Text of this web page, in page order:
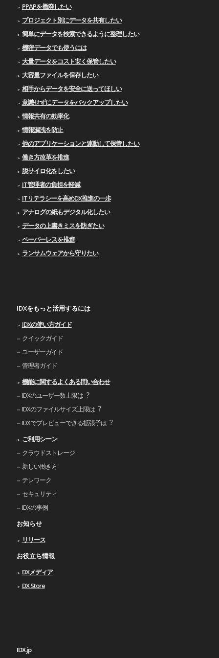
PPAPを撤廃したい
プロジェクト別にデータを共有したい
簡単にデータを検索できるように整理したい
機密データでも使うには
大量データをコスト安く保管したい
大容量ファイルを保存したい
相手からデータを安全に送ってほしい
意識せずにデータをバックアップしたい
情報共有の効率化
情報漏洩を防止
他のアプリケーションと連動して保管したい
働き方改革を推進
脱サイロ化をしたい
IT管理者の負担を軽減
ITリテラシーを高めDX推進の一歩
アナログの紙もデジタル化したい
データの上書きミスを防ぎたい
ペーパーレスを推進
ランサムウェアから守りたい
IDXをもっと活用するには
IDXの使い⽅ガイド
クイックガイド
ユーザーガイド
管理者ガイド
機能に関するよくある問い合わせ
IDXのユーザー数上限は︖
IDXのファイルサイズ上限は︖
IDXでプレビューできる拡張⼦は︖
ご利⽤シーン
クラウドストレージ
新しい働き⽅
テレワーク
セキュリティ
IDXの事例
お知らせ
リリース
お役立ち情報
DXメディア
DX Store
IDX.jp